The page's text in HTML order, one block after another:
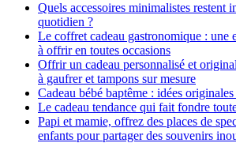
Quels accessoires minimalistes restent
quotidien ?
Le coffret cadeau gastronomique : une
à offrir en toutes occasions
Offrir un cadeau personnalisé et
à gaufrer et tampons sur mesure
Cadeau bébé baptême : idées
Le cadeau tendance qui fait fondre
Papi et mamie, offrez des places de
enfants pour partager des souvenirs